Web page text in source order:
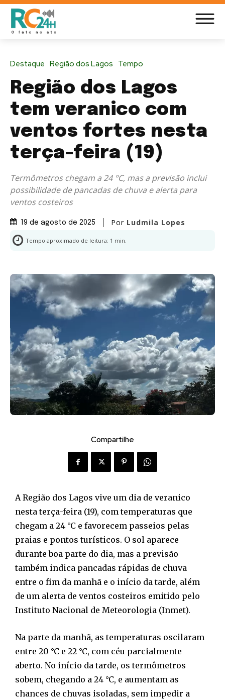
Destaque Região dos Lagos Tempo
Região dos Lagos
tem veranico com
ventos fortes nesta
terça-feira (19)
Termômetros chegam a 24 °C, mas a previsão inclui
possibilidade de pancadas de chuva e alerta para
ventos costeiros
19 de agosto de 2025 Por Ludmila Lopes
Tempo aproximado de leitura: 1 min.
Compartilhe
A Região dos Lagos vive um dia de veranico
nesta terça-feira (19), com temperaturas que
chegam a 24 °C e favorecem passeios pelas
praias e pontos turísticos. O sol aparece
durante boa parte do dia, mas a previsão
também indica pancadas rápidas de chuva
entre o fim da manhã e o início da tarde, além
de um alerta de ventos costeiros emitido pelo
Instituto Nacional de Meteorologia (Inmet).
Na parte da manhã, as temperaturas oscilaram
entre 20 °C e 22 °C, com céu parcialmente
aberto. No início da tarde, os termômetros
sobem, chegando a 24 °C, e aumentam as
chances de chuvas isoladas, sem impedir a